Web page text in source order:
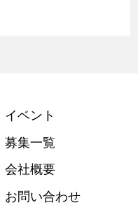
イベント
募集一覧
会社概要
お問い合わせ